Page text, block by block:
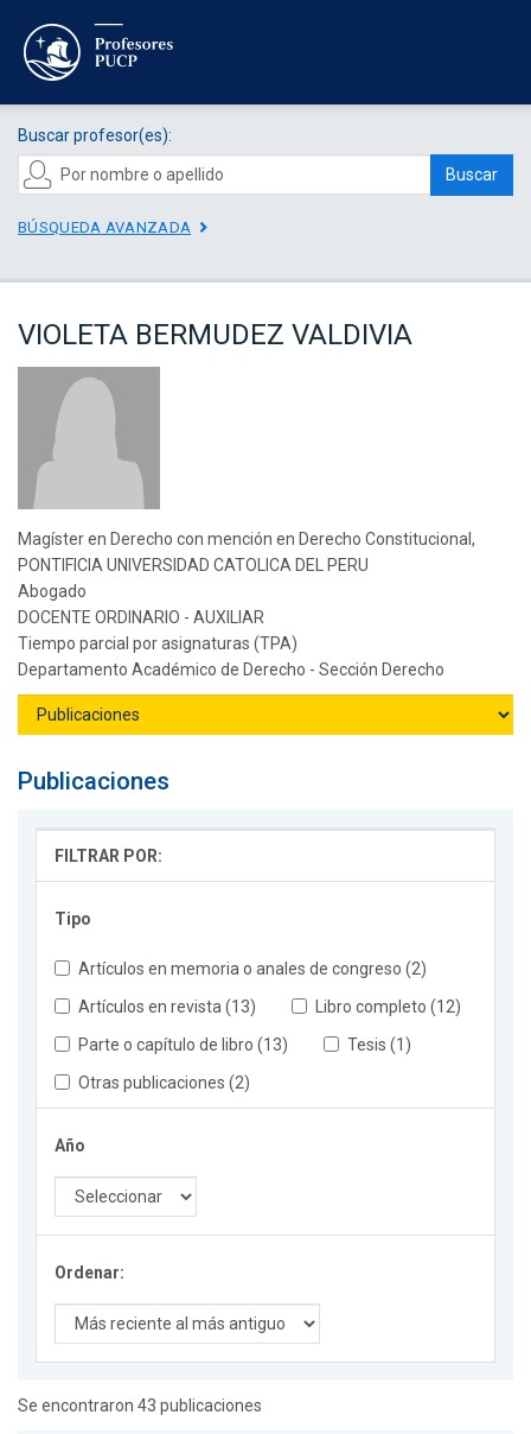
Buscar profesor(es):
Buscar
BÚSQUEDA AVANZADA
VIOLETA BERMUDEZ VALDIVIA
Magíster en Derecho con mención en Derecho Constitucional,
PONTIFICIA UNIVERSIDAD CATOLICA DEL PERU
Abogado
DOCENTE ORDINARIO - AUXILIAR
Tiempo parcial por asignaturas (TPA)
Departamento Académico de Derecho - Sección Derecho
Publicaciones
FILTRAR POR:
Tipo
Artículos en memoria o anales de congreso (2)
Artículos en revista (13)
Libro completo (12)
Parte o capítulo de libro (13)
Tesis (1)
Otras publicaciones (2)
Año
Ordenar:
Se encontraron 43 publicaciones